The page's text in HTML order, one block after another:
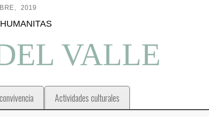
2019
VALLE
Actividades culturales